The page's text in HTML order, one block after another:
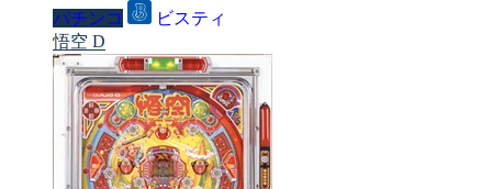
パチンコ
ビスティ
悟空 D